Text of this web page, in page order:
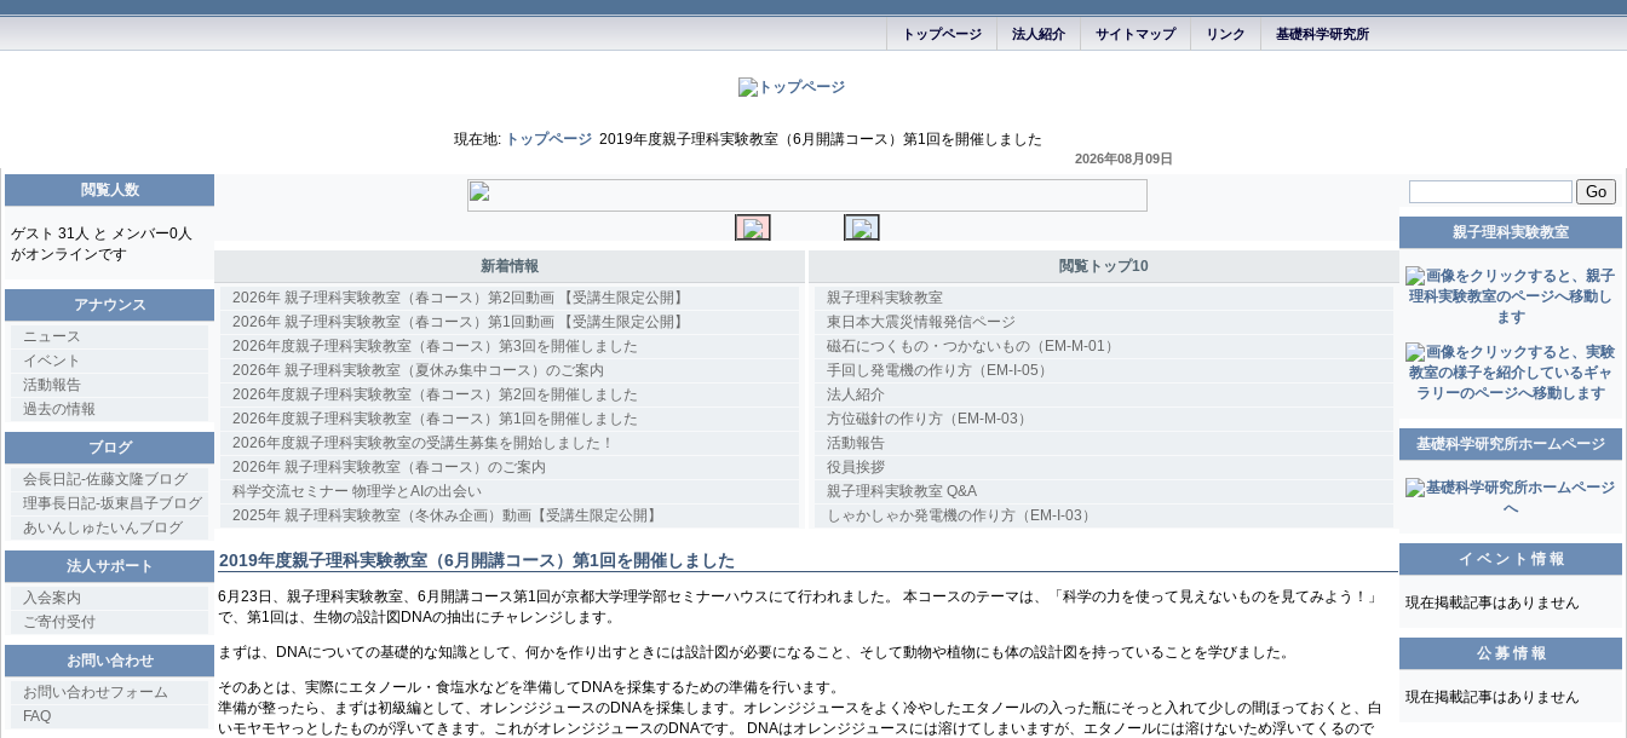
基礎科学研究所
リンク
サイトマップ
法人紹介
トップページ
現在地: トップページ 2019年度親子理科実験教室（6月開講コース）第1回を開催しました
2026年08月09日
閲覧人数
ゲスト 31人 と メンバー0人
がオンラインです
アナウンス
ニュース
イベント
活動報告
過去の情報
ブログ
会長日記-佐藤文隆ブログ
理事長日記-坂東昌子ブログ
あいんしゅたいんブログ
法人サポート
入会案内
ご寄付受付
お問い合わせ
お問い合わせフォーム
FAQ
新着情報
2026年 親子理科実験教室（春コース）第2回動画 【受講生限定公開】
2026年 親子理科実験教室（春コース）第1回動画 【受講生限定公開】
2026年度親子理科実験教室（春コース）第3回を開催しました
2026年 親子理科実験教室（夏休み集中コース）のご案内
2026年度親子理科実験教室（春コース）第2回を開催しました
2026年度親子理科実験教室（春コース）第1回を開催しました
2026年度親子理科実験教室の受講生募集を開始しました！
2026年 親子理科実験教室（春コース）のご案内
科学交流セミナー 物理学とAIの出会い
2025年 親子理科実験教室（冬休み企画）動画【受講生限定公開】
閲覧トップ10
親子理科実験教室
東日本大震災情報発信ページ
磁石につくもの・つかないもの（EM-M-01）
手回し発電機の作り方（EM-I-05）
法人紹介
方位磁針の作り方（EM-M-03）
活動報告
役員挨拶
親子理科実験教室 Q&A
しゃかしゃか発電機の作り方（EM-I-03）
2019年度親子理科実験教室（6月開講コース）第1回を開催しました
6月23日、親子理科実験教室、6月開講コース第1回が京都大学理学部セミナーハウスにて行われました。 本コースのテーマは、「科学の力を使って見えないものを見てみよう！」
で、第1回は、生物の設計図DNAの抽出にチャレンジします。
まずは、DNAについての基礎的な知識として、何かを作り出すときには設計図が必要になること、そして動物や植物にも体の設計図を持っていることを学びました。
そのあとは、実際にエタノール・食塩水などを準備してDNAを採集するための準備を行います。
準備が整ったら、まずは初級編として、オレンジジュースのDNAを採集します。オレンジジュースをよく冷やしたエタノールの入った瓶にそっと入れて少しの間ほっておくと、白
いモヤモヤっとしたものが浮いてきます。これがオレンジジュースのDNAです。 DNAはオレンジジュースには溶けてしまいますが、エタノールには溶けないため浮いてくるので
Go
親子理科実験教室
基礎科学研究所ホームページ
イ ベ ン ト 情 報
現在掲載記事はありません
公 募 情 報
現在掲載記事はありません